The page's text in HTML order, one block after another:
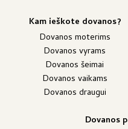
Kam ieškote dovanos?
Dovanos moterims
Dovanos vyrams
Dovanos šeimai
Dovanos vaikams
Dovanos draugui
Dovanos